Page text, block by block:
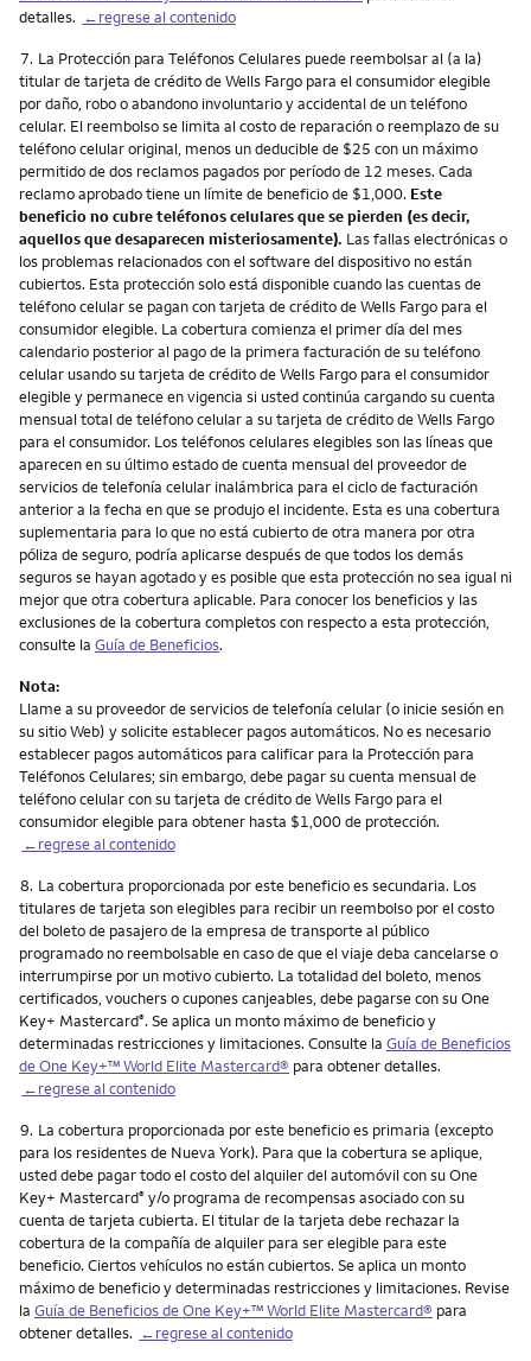
detalles. ←regrese al contenido
Nota
7. La Protección para Teléfonos Celulares puede reembolsar al (a la)
titular de tarjeta de crédito de Wells Fargo para el consumidor elegible
por daño, robo o abandono involuntario y accidental de un teléfono
celular. El reembolso se limita al costo de reparación o reemplazo de su
teléfono celular original, menos un deducible de $25 con un máximo
permitido de dos reclamos pagados por período de 12 meses. Cada
reclamo aprobado tiene un límite de beneficio de $1,000. Este
beneficio no cubre teléfonos celulares que se pierden (es decir,
aquellos que desaparecen misteriosamente). Las fallas electrónicas o
los problemas relacionados con el software del dispositivo no están
cubiertos. Esta protección solo está disponible cuando las cuentas de
teléfono celular se pagan con tarjeta de crédito de Wells Fargo para el
consumidor elegible. La cobertura comienza el primer día del mes
calendario posterior al pago de la primera facturación de su teléfono
celular usando su tarjeta de crédito de Wells Fargo para el consumidor
elegible y permanece en vigencia si usted continúa cargando su cuenta
mensual total de teléfono celular a su tarjeta de crédito de Wells Fargo
para el consumidor. Los teléfonos celulares elegibles son las líneas que
aparecen en su último estado de cuenta mensual del proveedor de
servicios de telefonía celular inalámbrica para el ciclo de facturación
anterior a la fecha en que se produjo el incidente. Esta es una cobertura
suplementaria para lo que no está cubierto de otra manera por otra
póliza de seguro, podría aplicarse después de que todos los demás
seguros se hayan agotado y es posible que esta protección no sea igual ni
mejor que otra cobertura aplicable. Para conocer los beneficios y las
exclusiones de la cobertura completos con respecto a esta protección,
consulte la Guía de Beneficios.
Nota:
Llame a su proveedor de servicios de telefonía celular (o inicie sesión en
su sitio Web) y solicite establecer pagos automáticos. No es necesario
establecer pagos automáticos para calificar para la Protección para
Teléfonos Celulares; sin embargo, debe pagar su cuenta mensual de
teléfono celular con su tarjeta de crédito de Wells Fargo para el
consumidor elegible para obtener hasta $1,000 de protección.
←regrese al contenido
Nota
8. La cobertura proporcionada por este beneficio es secundaria. Los
titulares de tarjeta son elegibles para recibir un reembolso por el costo
del boleto de pasajero de la empresa de transporte al público
programado no reembolsable en caso de que el viaje deba cancelarse o
interrumpirse por un motivo cubierto. La totalidad del boleto, menos
certificados, vouchers o cupones canjeables, debe pagarse con su One
Key+ Mastercard®. Se aplica un monto máximo de beneficio y
determinadas restricciones y limitaciones. Consulte la Guía de Beneficios
de One Key+™ World Elite Mastercard® para obtener detalles.
←regrese al contenido
Nota
9. La cobertura proporcionada por este beneficio es primaria (excepto
para los residentes de Nueva York). Para que la cobertura se aplique,
usted debe pagar todo el costo del alquiler del automóvil con su One
Key+ Mastercard® y/o programa de recompensas asociado con su
cuenta de tarjeta cubierta. El titular de la tarjeta debe rechazar la
cobertura de la compañía de alquiler para ser elegible para este
beneficio. Ciertos vehículos no están cubiertos. Se aplica un monto
máximo de beneficio y determinadas restricciones y limitaciones. Revise
la Guía de Beneficios de One Key+™ World Elite Mastercard® para
obtener detalles. ←regrese al contenido